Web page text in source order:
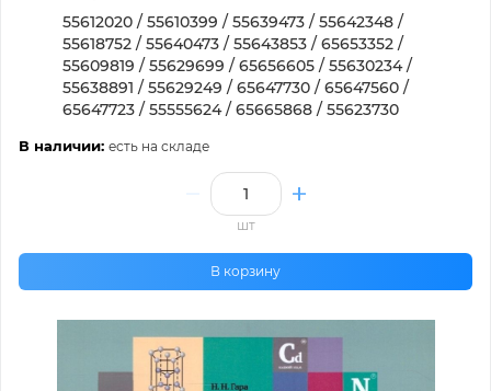
55612020 / 55610399 / 55639473 / 55642348 /
55618752 / 55640473 / 55643853 / 65653352 /
55609819 / 55629699 / 65656605 / 55630234 /
55638891 / 55629249 / 65647730 / 65647560 /
65647723 / 55555624 / 65665868 / 55623730
В наличии: есть на складе
шт
В корзину